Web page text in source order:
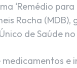
‘Remédio
Rocha
de Saúde no